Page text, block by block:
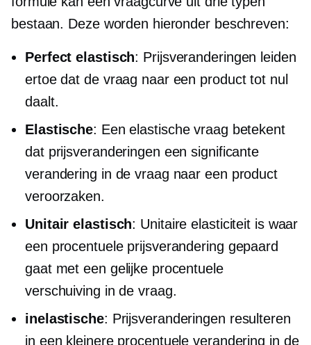
bestaan. Deze worden hieronder beschreven:
Perfect elastisch: Prijsveranderingen leiden
ertoe dat de vraag naar een product tot nul
daalt.
Elastische: Een elastische vraag betekent
dat prijsveranderingen een significante
verandering in de vraag naar een product
veroorzaken.
Unitair elastisch: Unitaire elasticiteit is waar
een procentuele prijsverandering gepaard
gaat met een gelijke procentuele
verschuiving in de vraag.
inelastische: Prijsveranderingen resulteren
in een kleinere procentuele verandering in de